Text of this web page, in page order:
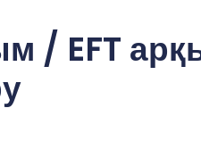
/ EFT